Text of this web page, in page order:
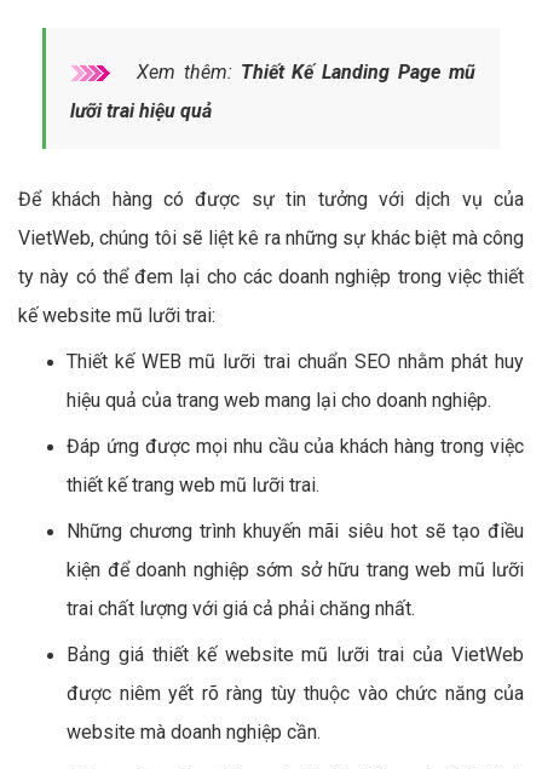
Xem thêm: Thiết Kế Landing Page mũ
lưỡi trai hiệu quả
Để khách hàng có được sự tin tưởng với dịch vụ của
VietWeb, chúng tôi sẽ liệt kê ra những sự khác biệt mà công
ty này có thể đem lại cho các doanh nghiệp trong việc thiết
kế website mũ lưỡi trai:
Thiết kế WEB mũ lưỡi trai chuẩn SEO nhằm phát huy
hiệu quả của trang web mang lại cho doanh nghiệp.
Đáp ứng được mọi nhu cầu của khách hàng trong việc
thiết kế trang web mũ lưỡi trai.
Những chương trình khuyến mãi siêu hot sẽ tạo điều
kiện để doanh nghiệp sớm sở hữu trang web mũ lưỡi
trai chất lượng với giá cả phải chăng nhất.
Bảng giá thiết kế website mũ lưỡi trai của VietWeb
được niêm yết rõ ràng tùy thuộc vào chức năng của
website mà doanh nghiệp cần.